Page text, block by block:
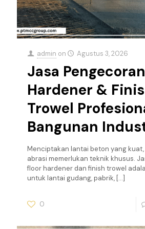
admin on Agustus 3, 2026
Jasa
Hardener &
Trowel
Bangunan
Menciptakan lantai beton yang
abrasi memerlukan teknik khusus.
floor hardener dan finish trowel
untuk lantai gudang, pabrik, […]
0